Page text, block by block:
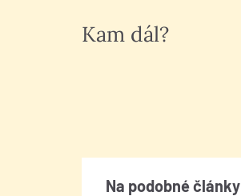
Kam dál?
Na podobné články